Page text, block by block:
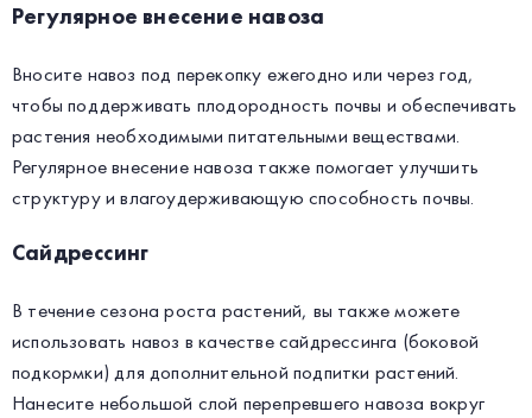
Регулярное внесение навоза
Вносите навоз под перекопку ежегодно или через год,
чтобы поддерживать плодородность почвы и обеспечивать
растения необходимыми питательными веществами.
Регулярное внесение навоза также помогает улучшить
структуру и влагоудерживающую способность почвы.
Сайдрессинг
В течение сезона роста растений, вы также можете
использовать навоз в качестве сайдрессинга (боковой
подкормки) для дополнительной подпитки растений.
Нанесите небольшой слой перепревшего навоза вокруг